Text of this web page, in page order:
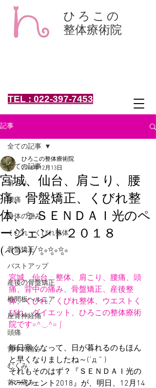
ひろこの
整体療術院
TEL : 022-397-7453
記事
全ての記事
肩こり
腰痛
身体の歪み
くびれ・くびれ整体
骨盤矯正
バストアップ
産後の骨盤矯正
椎間板ヘルニア
座骨神経痛
頭痛
背中の痛み
むくみ
首の痛み
全ての記事
宮城、仙台、肩こり、腰
痛、骨盤矯正、くびれ整
体、✨ＳＥＮＤＡＩ光のペ
ージェント２０１８
(^o^)/✨✨✨
ひろこの整体療術院
2018年12月13日
宮城、仙台、整体、肩こり、腰痛、頭
痛、背中の痛み、骨盤矯正、産後整
体、くびれ、くびれ整体、ウエストく
びれ、ダイエット、ひろこの整体療術
院です=^._.^= ∫
毎日寒くなって、日が暮れるのもほん
と早くなりましたね～(´д｀)
それもそのはず？『ＳＥＮＤＡＩ光の
ページェント2018』が、明日、12月14